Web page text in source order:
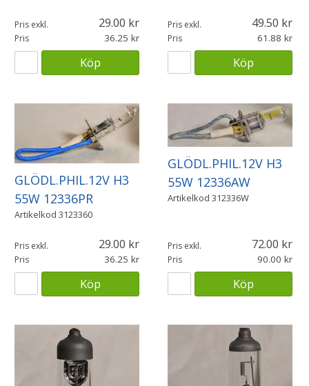
Pris exkl. 29.00
Pris 36.25
Köp
Pris exkl. 49.50
Pris 61.88
Köp
GLÖDL.PHIL.12V H3
55W 12336PR
Artikelkod 3123360
Pris exkl. 29.00
Pris 36.25
Köp
GLÖDL.PHIL.12V H3
55W 12336AW
Artikelkod 312336W
Pris exkl. 72.00
Pris 90.00
Köp